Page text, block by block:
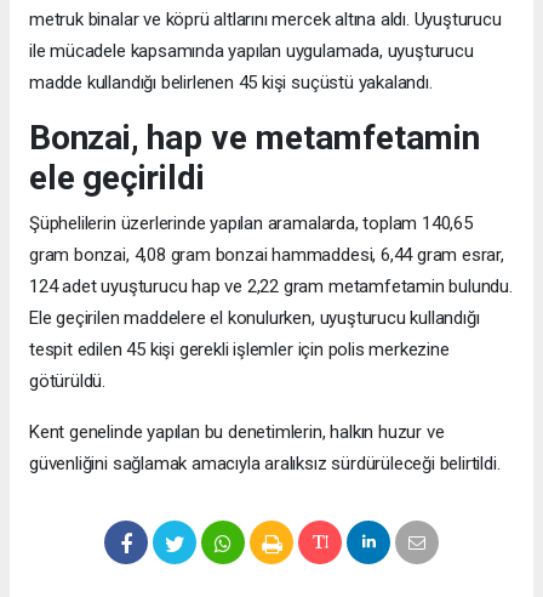
metruk binalar ve köprü altlarını mercek altına aldı. Uyuşturucu
ile mücadele kapsamında yapılan uygulamada, uyuşturucu
madde kullandığı belirlenen 45 kişi suçüstü yakalandı.
Bonzai, hap ve metamfetamin
ele geçirildi
Şüphelilerin üzerlerinde yapılan aramalarda, toplam 140,65
gram bonzai, 4,08 gram bonzai hammaddesi, 6,44 gram esrar,
124 adet uyuşturucu hap ve 2,22 gram metamfetamin bulundu.
Ele geçirilen maddelere el konulurken, uyuşturucu kullandığı
tespit edilen 45 kişi gerekli işlemler için polis merkezine
götürüldü.
Kent genelinde yapılan bu denetimlerin, halkın huzur ve
güvenliğini sağlamak amacıyla aralıksız sürdürüleceği belirtildi.